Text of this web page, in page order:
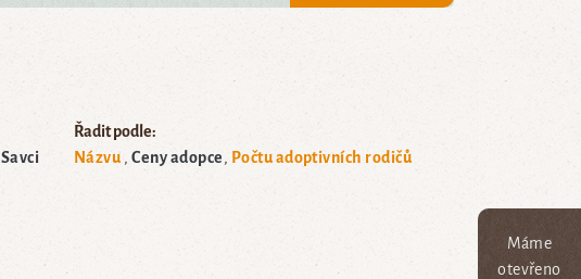
Máme
otevřeno
Savci
Řadit podle:
Názvu
Ceny adopce Počtu adoptivních rodičů